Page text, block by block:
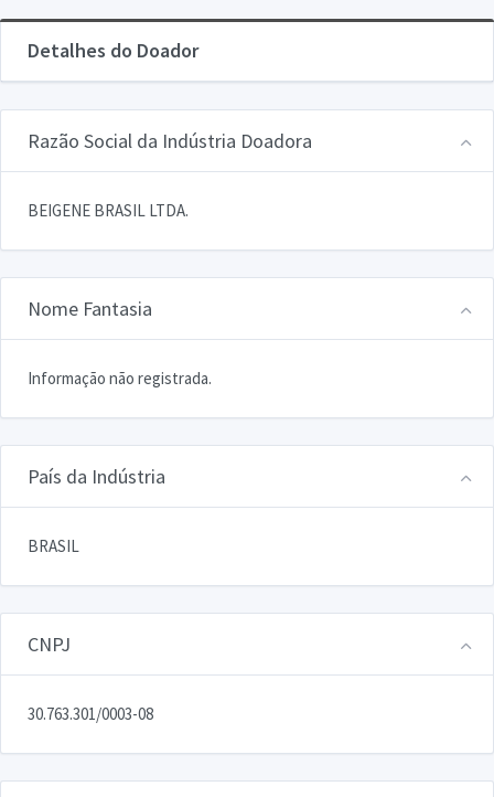
Detalhes do Doador
Razão Social da Indústria Doadora
BEIGENE BRASIL LTDA.
Nome Fantasia
Informação não registrada.
País da Indústria
BRASIL
CNPJ
30.763.301/0003-08